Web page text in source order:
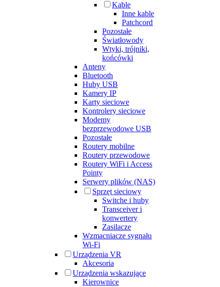
Kable
Inne kable
Patchcord
Pozostałe
Światłowody
Wtyki, trójniki,
końcówki
Anteny
Bluetooth
Huby USB
Kamery IP
Karty sieciowe
Kontrolery sieciowe
Modemy
bezprzewodowe USB
Pozostałe
Routery mobilne
Routery przewodowe
Routery WiFi i Access
Pointy
Serwery plików (NAS)
Sprzęt sieciowy
Switche i huby
Transceiver i
konwertery
Zasilacze
Wzmacniacze sygnału
Wi-Fi
Urządzenia VR
Akcesoria
Urządzenia wskazujące
Kierownice